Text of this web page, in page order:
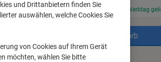
Vor 17:00 Uhr bestellt, am nächsten Werktag
In den Warenkorb
Liste
und Drittanbietern finden Sie
auswählen, welche Cookies Sie
von Cookies auf Ihrem Gerät
möchten, wählen Sie bitte